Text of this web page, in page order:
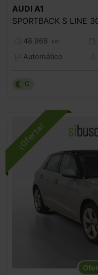
AUDI A1
48.968 km
Automático
C